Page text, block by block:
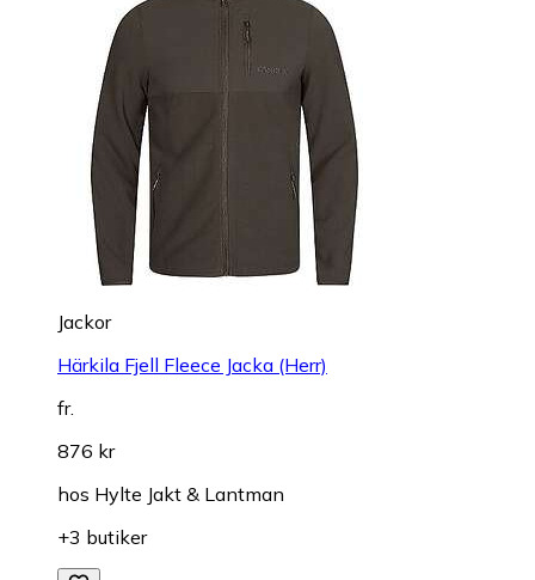
Jackor
Härkila Fjell Fleece Jacka (Herr)
fr.
876 kr
hos Hylte Jakt & Lantman
+3 butiker